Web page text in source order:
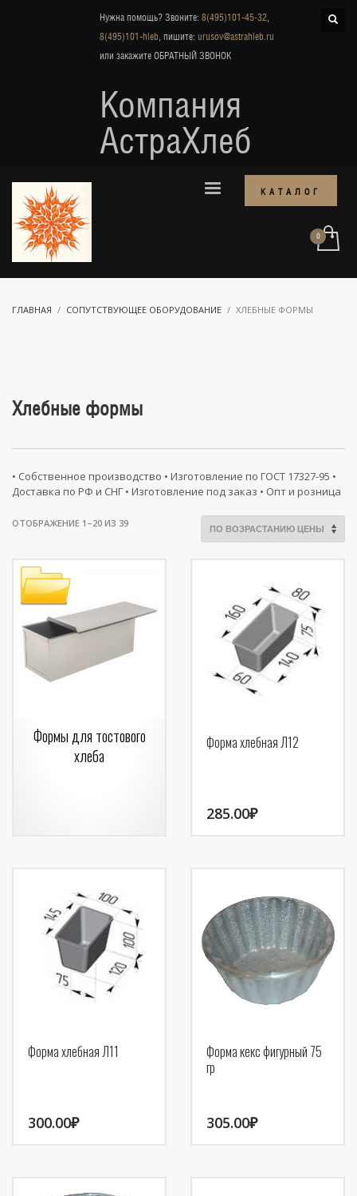
Нужна помощь? Звоните: 8(495)101-45-32,
8(495)101-hleb, пишите: urusov@astrahleb.ru
или закажите ОБРАТНЫЙ ЗВОНОК
Компания
АстраХлеб
КАТАЛОГ
ГЛАВНАЯ СОПУТСТВУЮЩЕЕ ОБОРУДОВАНИЕ ХЛЕБНЫЕ ФОРМЫ
Хлебные формы
• Собственное производство • Изготовление по ГОСТ 17327-95 •
Доставка по РФ и СНГ • Изготовление под заказ • Опт и розница
ОТОБРАЖЕНИЕ 1–20 ИЗ 39ЦЕНЫ:
Формы для тостового
хлеба
Форма хлебная Л12
285.00₽
Форма хлебная Л11
300.00₽
Форма кекс фигурный 75
гр
305.00₽